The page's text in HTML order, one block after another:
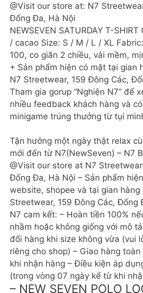
@Visit our store at: N7
Đống Đa, Hà Nội
NEWSEVEN SATURDAY T-
/ cacao Size: S / M / L / XL
100, co giãn 2 chiều, vải mềm,
+ Sản phẩm hiện có mặt tại gian
N7 Streetwear, 159 Đông Các,
Tham gia gorup “Nghiện N7” để
nhiều feedback khách hàng và
minigame trúng thưởng từ tụi
Tận hưởng một ngày thật relax
mới đến từ N7(NewSeven) – N7
@Visit our store at N7
Đống Đa, Hà Nội – Sản phẩm
website, shopee và tại gian hàng
Streetwear, 159 Đông Các, Đống
N7 cam kết: – Hoàn tiền 100%
nhầm hoặc không giống với mô
đổi hàng khi size không vừa (vui
riêng cho shop) – Giao hàng
khi nhận hàng – Điều kiện áp
(trong vòng 07 ngày kể từ khi
– NEW SEVEN POLO